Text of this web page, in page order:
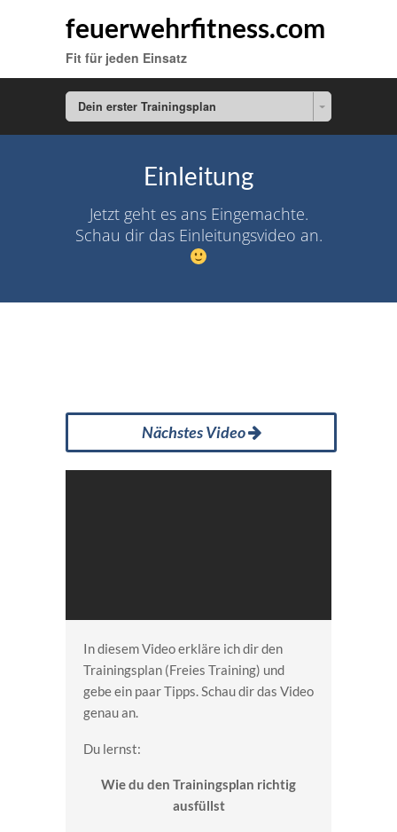
feuerwehrfitness.com
Fit für jeden Einsatz
Dein erster Trainingsplan
Einleitung
Jetzt geht es ans Eingemachte.
Schau dir das Einleitungsvideo an.
Nächstes Video
In diesem Video erkläre ich dir den
Trainingsplan (Freies Training) und
gebe ein paar Tipps. Schau dir das Video
genau an.
Du lernst:
Wie du den Trainingsplan richtig
ausfüllst